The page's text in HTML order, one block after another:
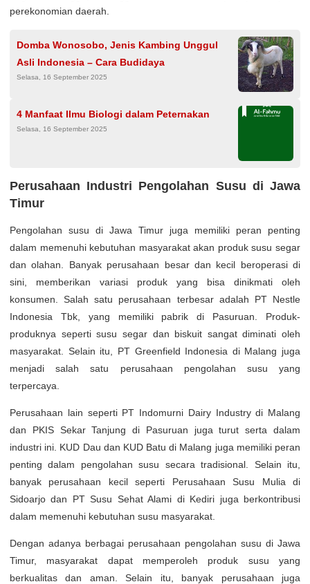
perekonomian daerah.
Domba Wonosobo, Jenis Kambing Unggul
Asli Indonesia – Cara Budidaya
Selasa, 16 September 2025
4 Manfaat Ilmu Biologi dalam Peternakan
Selasa, 16 September 2025
Perusahaan Industri Pengolahan Susu di Jawa
Timur
Pengolahan susu di Jawa Timur juga memiliki peran penting
dalam memenuhi kebutuhan masyarakat akan produk susu segar
dan olahan. Banyak perusahaan besar dan kecil beroperasi di
sini, memberikan variasi produk yang bisa dinikmati oleh
konsumen. Salah satu perusahaan terbesar adalah PT Nestle
Indonesia Tbk, yang memiliki pabrik di Pasuruan. Produk-
produknya seperti susu segar dan biskuit sangat diminati oleh
masyarakat. Selain itu, PT Greenfield Indonesia di Malang juga
menjadi salah satu perusahaan pengolahan susu yang
terpercaya.
Perusahaan lain seperti PT Indomurni Dairy Industry di Malang
dan PKIS Sekar Tanjung di Pasuruan juga turut serta dalam
industri ini. KUD Dau dan KUD Batu di Malang juga memiliki peran
penting dalam pengolahan susu secara tradisional. Selain itu,
banyak perusahaan kecil seperti Perusahaan Susu Mulia di
Sidoarjo dan PT Susu Sehat Alami di Kediri juga berkontribusi
dalam memenuhi kebutuhan susu masyarakat.
Dengan adanya berbagai perusahaan pengolahan susu di Jawa
Timur, masyarakat dapat memperoleh produk susu yang
berkualitas dan aman. Selain itu, banyak perusahaan juga